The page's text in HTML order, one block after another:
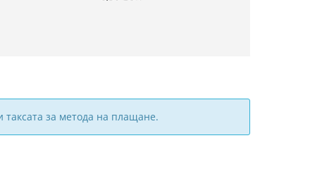
таксата за метода на плащане.